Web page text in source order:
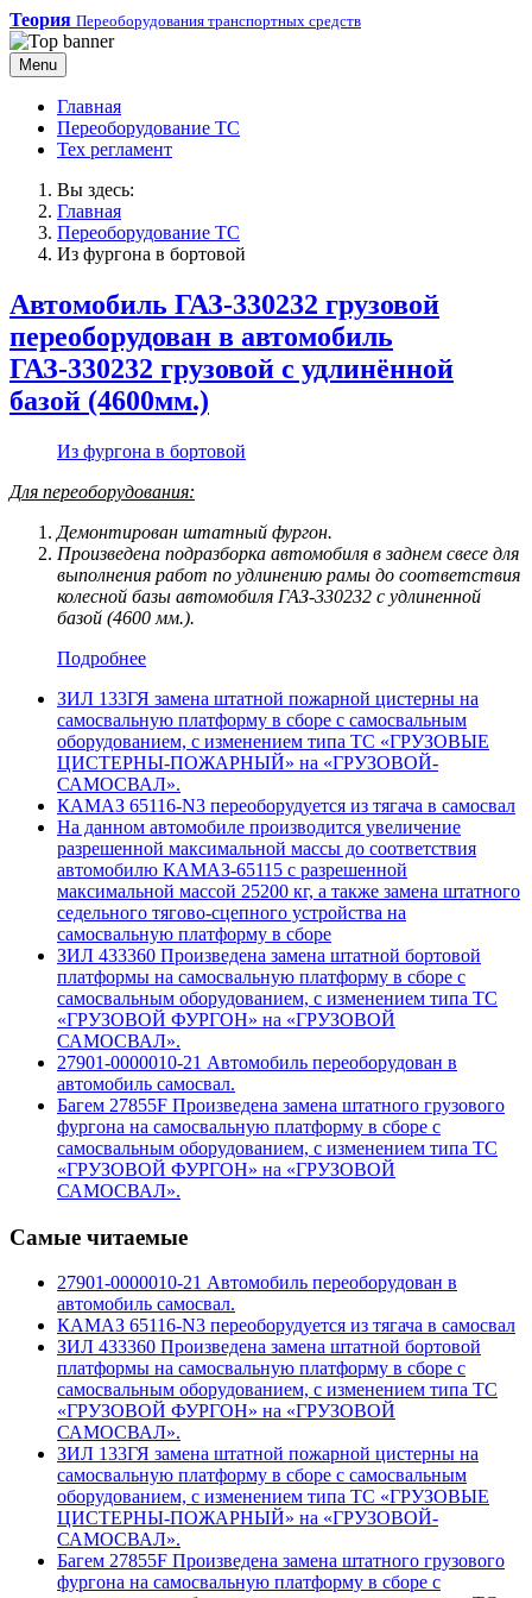
Теория Переоборудования транспортных средств
Menu
Главная
Переоборудование ТС
Тех регламент
Вы здесь:
Главная
Переоборудование ТС
Из фургона в бортовой
Автомобиль ГАЗ-330232 грузовой
переоборудован в автомобиль
ГАЗ-330232 грузовой с удлинённой
базой (4600мм.)
Из фургона в бортовой
Для переоборудования:
Демонтирован штатный фургон.
Произведена подразборка автомобиля в заднем свесе для
выполнения работ по удлинению рамы до соответствия
колесной базы автомобиля ГАЗ-330232 с удлиненной
базой (4600 мм.).
Подробнее
ЗИЛ 133ГЯ замена штатной пожарной цистерны на
самосвальную платформу в сборе с самосвальным
оборудованием, с изменением типа ТС «ГРУЗОВЫЕ
ЦИСТЕРНЫ-ПОЖАРНЫЙ» на «ГРУЗОВОЙ-
САМОСВАЛ».
КАМАЗ 65116-N3 переоборудуется из тягача в самосвал
На данном автомобиле производится увеличение
разрешенной максимальной массы до соответствия
автомобилю КАМАЗ-65115 с разрешенной
максимальной массой 25200 кг, а также замена штатного
седельного тягово-сцепного устройства на
самосвальную платформу в сборе
ЗИЛ 433360 Произведена замена штатной бортовой
платформы на самосвальную платформу в сборе с
самосвальным оборудованием, с изменением типа ТС
«ГРУЗОВОЙ ФУРГОН» на «ГРУЗОВОЙ
САМОСВАЛ».
27901-0000010-21 Автомобиль переоборудован в
автомобиль самосвал.
Багем 27855F Произведена замена штатного грузового
фургона на самосвальную платформу в сборе с
самосвальным оборудованием, с изменением типа ТС
«ГРУЗОВОЙ ФУРГОН» на «ГРУЗОВОЙ
САМОСВАЛ».
Самые читаемые
27901-0000010-21 Автомобиль переоборудован в
автомобиль самосвал.
КАМАЗ 65116-N3 переоборудуется из тягача в самосвал
ЗИЛ 433360 Произведена замена штатной бортовой
платформы на самосвальную платформу в сборе с
самосвальным оборудованием, с изменением типа ТС
«ГРУЗОВОЙ ФУРГОН» на «ГРУЗОВОЙ
САМОСВАЛ».
ЗИЛ 133ГЯ замена штатной пожарной цистерны на
самосвальную платформу в сборе с самосвальным
оборудованием, с изменением типа ТС «ГРУЗОВЫЕ
ЦИСТЕРНЫ-ПОЖАРНЫЙ» на «ГРУЗОВОЙ-
САМОСВАЛ».
Багем 27855F Произведена замена штатного грузового
фургона на самосвальную платформу в сборе с